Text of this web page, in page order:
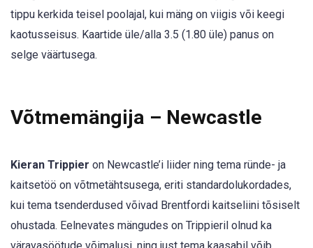
tippu kerkida teisel poolajal, kui mäng on viigis või keegi
kaotusseisus. Kaartide üle/alla 3.5 (1.80 üle) panus on
selge väärtusega.
Võtmemängija – Newcastle
Kieran Trippier on Newcastle’i liider ning tema ründe- ja
kaitsetöö on võtmetähtsusega, eriti standardolukordades,
kui tema tsenderdused võivad Brentfordi kaitseliini tõsiselt
ohustada. Eelnevates mängudes on Trippieril olnud ka